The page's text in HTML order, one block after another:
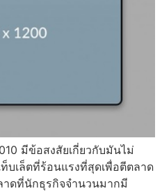
มีข้อสงสัยเกี่ยวกับมันไม่
บเล็ตที่ร้อนแรงที่สุดเพื่อตีตลาด
าดที่นักธุรกิจจำนวนมากมี